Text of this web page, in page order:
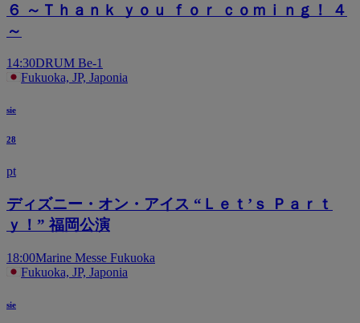
６ ～Ｔｈａｎｋ ｙｏｕ ｆｏｒ ｃｏｍｉｎｇ！ ４
～
14:30DRUM Be-1
Fukuoka, JP, Japonia
sie
28
pt
ディズニー・オン・アイス “Ｌｅｔ’ｓ Ｐａｒｔ
ｙ！” 福岡公演
18:00Marine Messe Fukuoka
Fukuoka, JP, Japonia
sie